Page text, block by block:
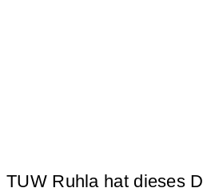
TUW Ruhla hat dieses